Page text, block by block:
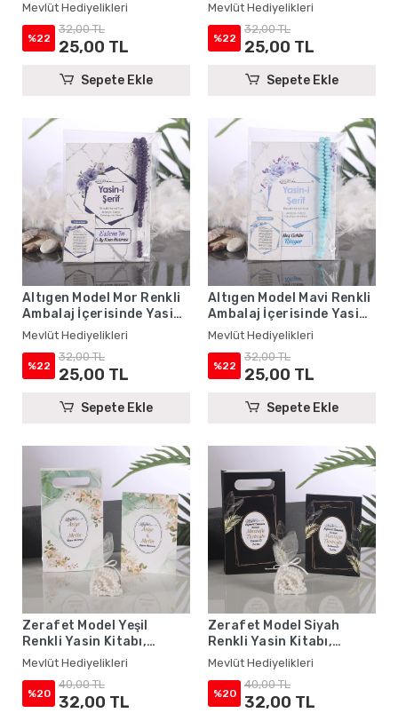
Tesbih - Mevlüt
Hediyelikleri
Mevlüt Hediyelikleri
%22
32,00 TL
25,00 TL
Sepete Ekle
Tesbih - Mevlüt
Hediyelikleri
Mevlüt Hediyelikleri
%22
32,00 TL
25,00 TL
Sepete Ekle
Altıgen Model Mor Renkli
Ambalaj İçerisinde Yasin
Kitabı, Magnet ve Tesbih -
Mevlüt Hediyelikleri
Mevlüt Hediyelikleri
%22
32,00 TL
25,00 TL
Sepete Ekle
Altıgen Model Mavi Renkli
Ambalaj İçerisinde Yasin
Kitabı, Magnet ve Tesbih -
Mevlüt Hediyelikleri
Mevlüt Hediyelikleri
%22
32,00 TL
25,00 TL
Sepete Ekle
Zerafet Model Yeşil
Renkli Yasin Kitabı,
Karton Çanta ve Tesbih -
Mevlüt Hediyelikleri
Mevlüt Hediyelikleri
%20
40,00 TL
32,00 TL
Zerafet Model Siyah
Renkli Yasin Kitabı,
Karton Çanta ve Tesbih -
Mevlüt Hediyelikleri
Mevlüt Hediyelikleri
%20
40,00 TL
32,00 TL